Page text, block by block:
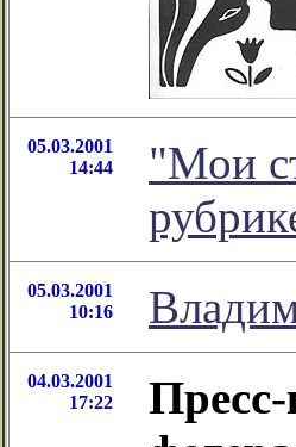
05.03.2001
14:44
"Мои
05.03.2001
10:16
04.03.2001
17:22